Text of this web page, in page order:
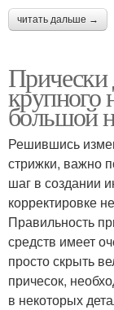
читать дальше →
Прически
крупного
большой
Решившись
стрижки, важно
шаг в создании
корректировке
Правильность
средств имеет
просто скрыть
причесок,
в некоторых